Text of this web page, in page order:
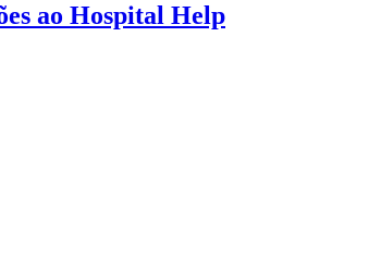
ao Hospital Help